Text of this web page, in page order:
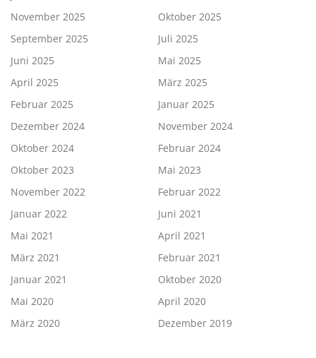
November 2025
Oktober 2025
September 2025
Juli 2025
Juni 2025
Mai 2025
April 2025
März 2025
Februar 2025
Januar 2025
Dezember 2024
November 2024
Oktober 2024
Februar 2024
Oktober 2023
Mai 2023
November 2022
Februar 2022
Januar 2022
Juni 2021
Mai 2021
April 2021
März 2021
Februar 2021
Januar 2021
Oktober 2020
Mai 2020
April 2020
März 2020
Dezember 2019